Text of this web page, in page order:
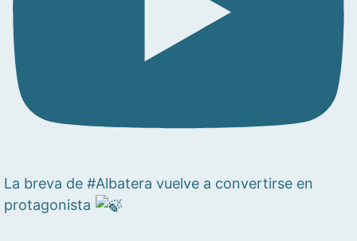
La breva de #Albatera vuelve a convertirse en
protagonista